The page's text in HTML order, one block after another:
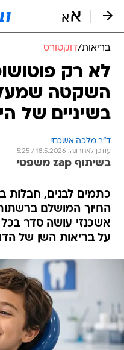
בריאות/דוקטורס
לא רק
השקטה
בשיניים של
ד"ר מלכה אשכנזי
עודכן לאחרונה: 18.5.2026 / 5:25
בשיתוף zap משפטי
כתמים לבנים, חבלות
החיוך המושלם
אשכנזי עושה סדר
על בריאות השן של